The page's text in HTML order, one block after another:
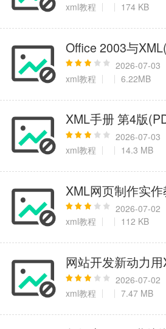
xml教程
174 KB
Office 2003与
2026-07-03
xml教程
6.22MB
XML手册 第4版
2026-07-03
xml教程
14.3 MB
XML网页制作实作
2026-07-02
xml教程
112 KB
网站开发新动力
2026-07-02
xml教程
7.47 MB